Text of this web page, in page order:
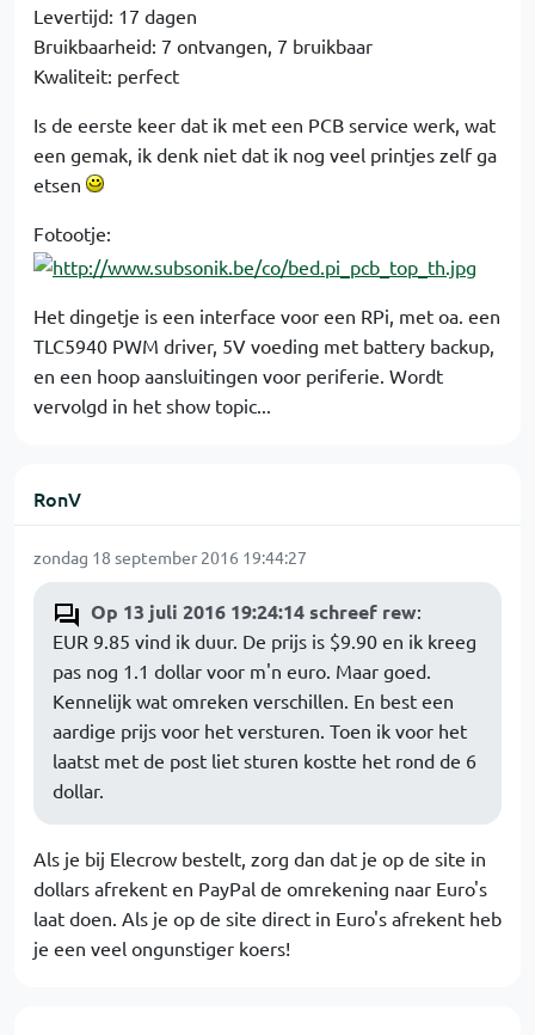
Levertijd: 17 dagen
Bruikbaarheid: 7 ontvangen, 7 bruikbaar
Kwaliteit: perfect
Is de eerste keer dat ik met een PCB service werk, wat
een gemak, ik denk niet dat ik nog veel printjes zelf ga
etsen
Fotootje:
Het dingetje is een interface voor een RPi, met oa. een
TLC5940 PWM driver, 5V voeding met battery backup,
en een hoop aansluitingen voor periferie. Wordt
vervolgd in het show topic...
RonV
zondag 18 september 2016 19:44:27
Op 13 juli 2016 19:24:14 schreef rew:
EUR 9.85 vind ik duur. De prijs is $9.90 en ik kreeg
pas nog 1.1 dollar voor m'n euro. Maar goed.
Kennelijk wat omreken verschillen. En best een
aardige prijs voor het versturen. Toen ik voor het
laatst met de post liet sturen kostte het rond de 6
dollar.
Als je bij Elecrow bestelt, zorg dan dat je op de site in
dollars afrekent en PayPal de omrekening naar Euro's
laat doen. Als je op de site direct in Euro's afrekent heb
je een veel ongunstiger koers!